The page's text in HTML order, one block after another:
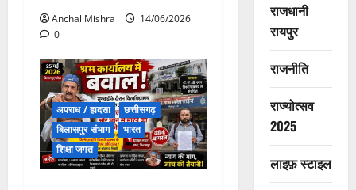
Anchal Mishra
14/06/2026
0
अपराध / हादसा
छत्तीसगढ़
बिलासपुर संभाग
भारत
शिक्षा जगत
राजधानी
रायपुर
राजनीति
राज्योत्सव
2025
लाइफ़ स्टाइल